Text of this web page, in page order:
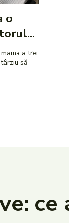
o
a trei
să